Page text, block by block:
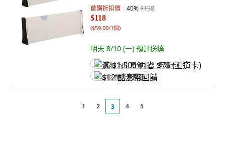
首購折扣價 40%$198
$118
($59.00/1個)
明天 8/10 (一) 預計送達
满 $1,500 再省 $75 (王道卡)
$12 酷澎幣回饋
1 2 3 4 5